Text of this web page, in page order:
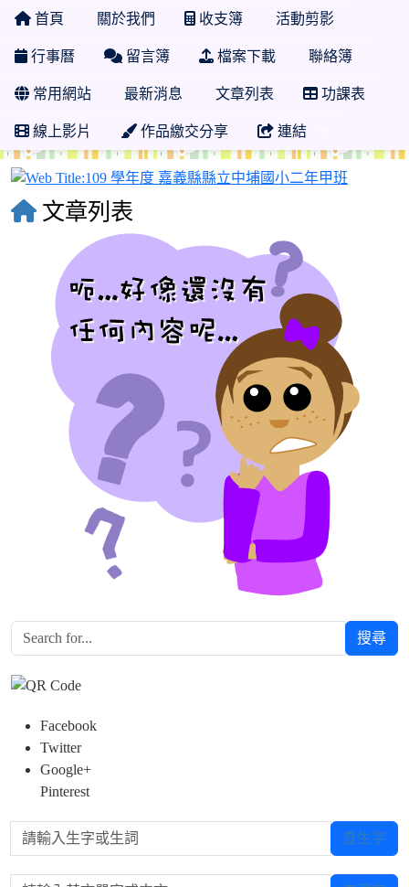
首頁 關於我們 收支簿 活動剪影
行事曆 留言簿 檔案下載 聯絡簿
常用網站 最新消息 文章列表 功課表
線上影片 作品繳交分享 連結
文章列表
搜尋
Facebook
Twitter
Google+
Pinterest
請輸入生字或生詞 查生字